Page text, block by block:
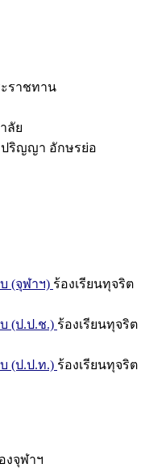
ราชทาน
ลัย
ริญญา อักษรย่อ
(จุฬาฯ) ร้องเรียนทุจริต
(ป.ป.ช.) ร้องเรียนทุจริต
(ป.ป.ท.) ร้องเรียนทุจริต
งจุฬาฯ